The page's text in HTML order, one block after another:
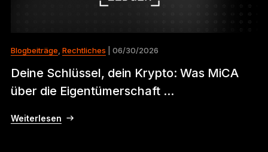
Blogbeiträge, Rechtliches | 06/30/2026
Deine Schlüssel, dein Krypto: Was MiCA
über die Eigentümerschaft ...
Weiterlesen